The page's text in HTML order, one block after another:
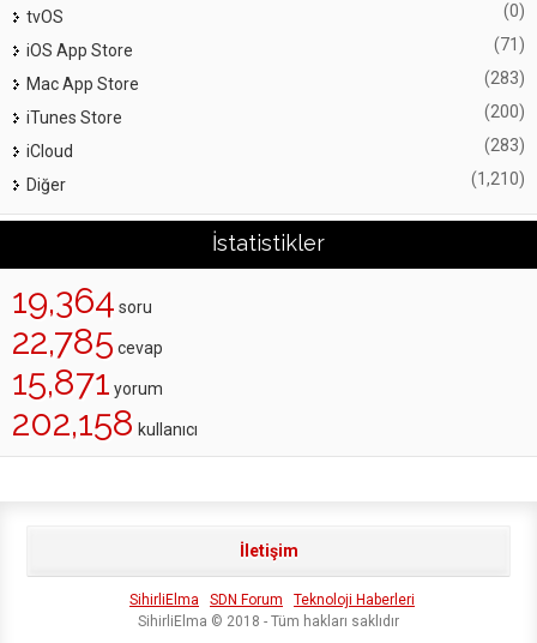
tvOS (0)
iOS App Store (71)
Mac App Store (283)
iTunes Store (200)
iCloud (283)
Diğer (1,210)
İstatistikler
19,364 soru
22,785 cevap
15,871 yorum
202,158 kullanıcı
İletişim
SihirliElma SDN Forum
Teknoloji Haberleri
SihirliElma © 2018 - Tüm hakları saklıdır